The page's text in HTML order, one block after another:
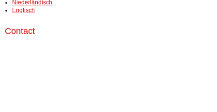
Niederländisch
Englisch
Contact